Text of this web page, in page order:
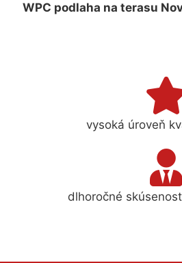
WPC podlaha na terasu
vysoká úroveň
dlhoročné